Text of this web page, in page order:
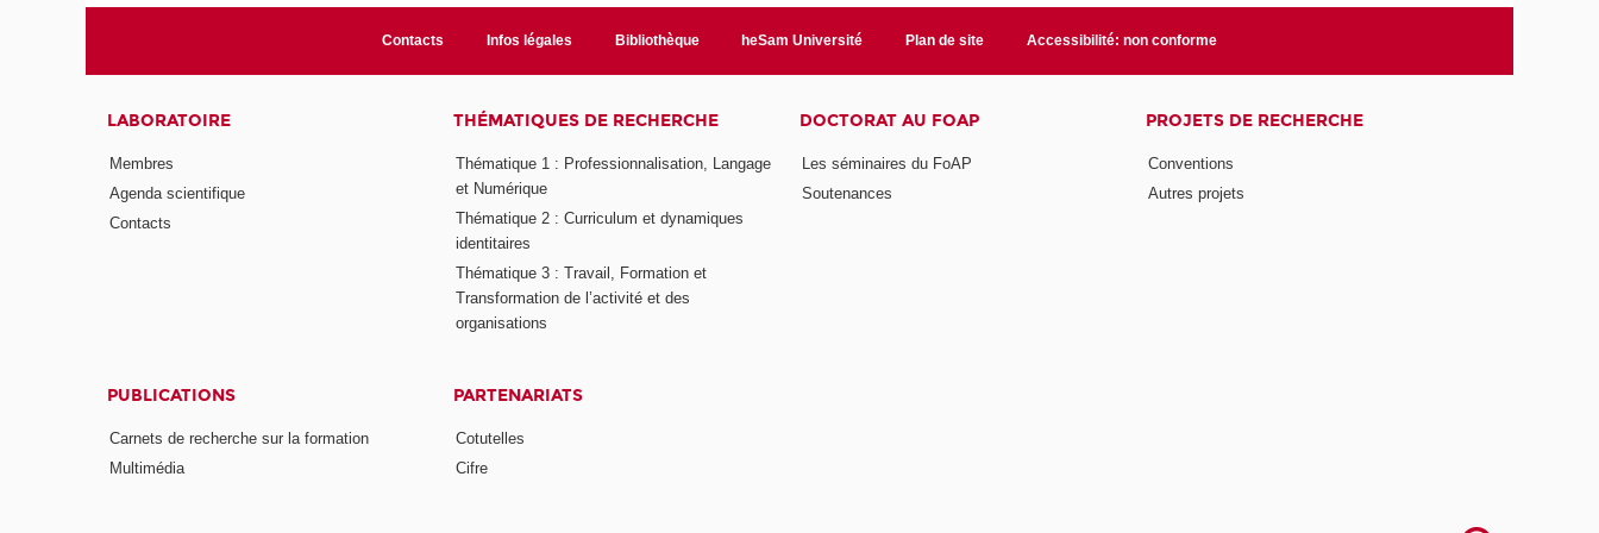
Contacts Infos légales Bibliothèque heSam Université Plan de site Accessibilité: non conforme
LABORATOIRE
Membres
Agenda scientifique
Contacts
THÉMATIQUES DE RECHERCHE
Thématique 1 : Professionnalisation, Langage
et Numérique
Thématique 2 : Curriculum et dynamiques
identitaires
Thématique 3 : Travail, Formation et
Transformation de l’activité et des
organisations
DOCTORAT AU FOAP
Les séminaires du FoAP
Soutenances
PROJETS DE RECHERCHE
Conventions
Autres projets
PUBLICATIONS
Carnets de recherche sur la formation
Multimédia
PARTENARIATS
Cotutelles
Cifre